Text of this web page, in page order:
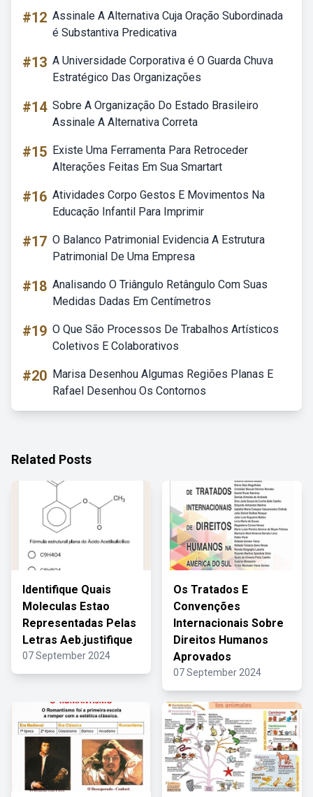
#12 Assinale A Alternativa Cuja Oração Subordinada
é Substantiva Predicativa
#13 A Universidade Corporativa é O Guarda Chuva
Estratégico Das Organizações
#14 Sobre A Organização Do Estado Brasileiro
Assinale A Alternativa Correta
#15 Existe Uma Ferramenta Para Retroceder
Alterações Feitas Em Sua Smartart
#16 Atividades Corpo Gestos E Movimentos Na
Educação Infantil Para Imprimir
#17 O Balanco Patrimonial Evidencia A Estrutura
Patrimonial De Uma Empresa
#18 Analisando O Triângulo Retângulo Com Suas
Medidas Dadas Em Centímetros
#19 O Que São Processos De Trabalhos Artísticos
Coletivos E Colaborativos
#20 Marisa Desenhou Algumas Regiões Planas E
Rafael Desenhou Os Contornos
Related Posts
Identifique Quais
Moleculas Estao
Representadas Pelas
Letras Aeb.justifique
07 September 2024
Os Tratados E
Convenções
Internacionais Sobre
Direitos Humanos
Aprovados
07 September 2024